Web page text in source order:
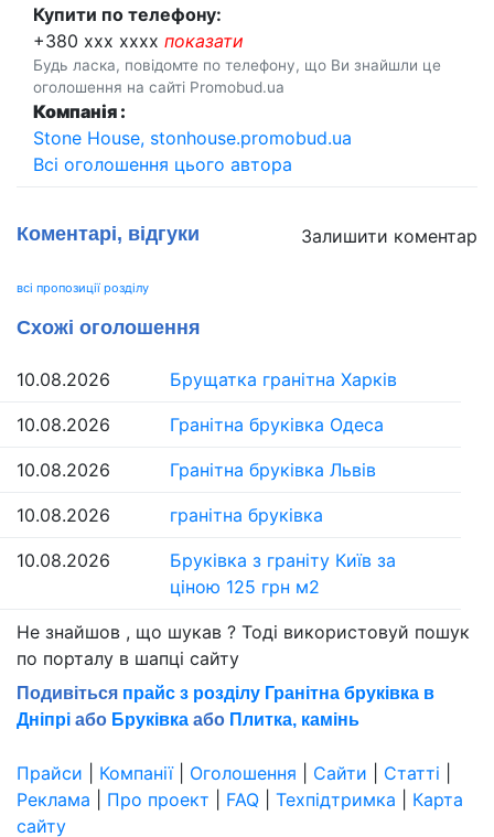
Купити по телефону:
+380 xxx xxxx показати
Будь ласка, повідомте по телефону, що Ви знайшли це
оголошення на сайті Promobud.ua
Компанія :
Stone House, stonhouse.promobud.ua
Всі оголошення цього автора
Залишити коментар
Коментарі, відгуки
всі пропозиції розділу
Схожі оголошення
10.08.2026 Брущатка гранітна Харків
10.08.2026 Гранітна бруківка Одеса
10.08.2026 Гранітна бруківка Львів
10.08.2026 гранітна бруківка
10.08.2026
Бруківка з граніту Київ за
ціною 125 грн м2
Не знайшов , що шукав ? Тоді використовуй пошук
по порталу в шапцi сайту
Подивіться прайс з розділу Гранітна бруківка в
Дніпрі або Бруківка або Плитка, камінь
Прайси Компанії| Оголошення Сайти Статті
Реклама
Про проект FAQ Техпідтримка
Карта
сайту